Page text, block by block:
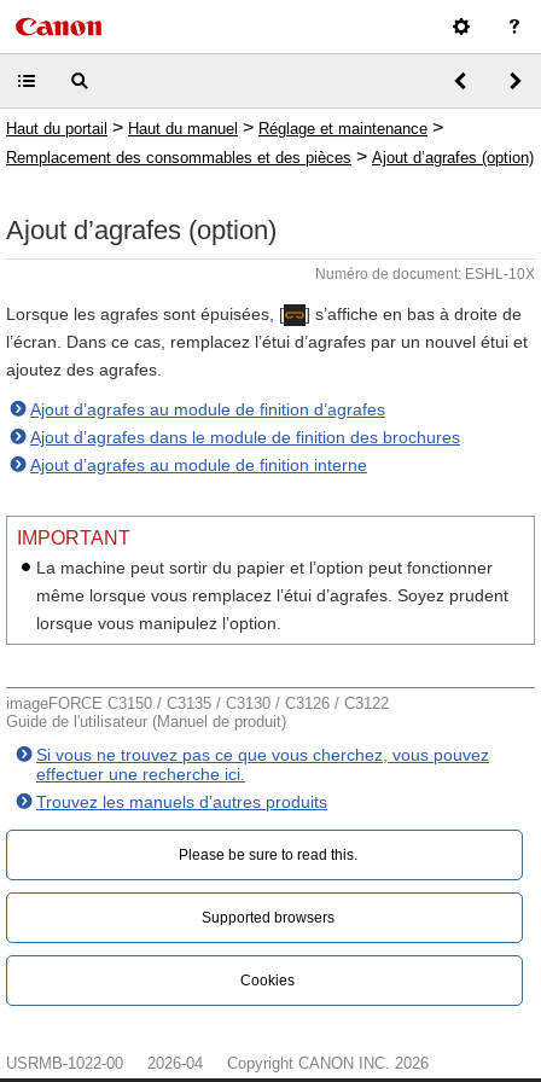
Haut du portail > Haut du manuel > Réglage et maintenance >
Remplacement des consommables et des pièces > Ajout d’agrafes (option)
Ajout d’agrafes (option)
Numéro de document: ESHL-10X
Lorsque les agrafes sont épuisées, [
] s’affiche en bas à droite de
l’écran. Dans ce cas, remplacez l’étui d’agrafes par un nouvel étui et
ajoutez des agrafes.
Ajout d’agrafes au module de finition d’agrafes
Ajout d’agrafes dans le module de finition des brochures
Ajout d’agrafes au module de finition interne
IMPORTANT
La machine peut sortir du papier et l’option peut fonctionner
même lorsque vous remplacez l’étui d’agrafes. Soyez prudent
lorsque vous manipulez l’option.
imageFORCE C3150 / C3135 / C3130 / C3126 / C3122
Guide de l'utilisateur (Manuel de produit)
Si vous ne trouvez pas ce que vous cherchez, vous pouvez
effectuer une recherche ici.
Trouvez les manuels d’autres produits
Please be sure to read this.‎
Supported browsers
Cookies
USRMB-1022-00 2026-04 Copyright CANON INC. 2026